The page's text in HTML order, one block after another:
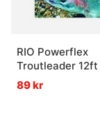
RIO Powerflex
Troutleader 12ft
89 kr